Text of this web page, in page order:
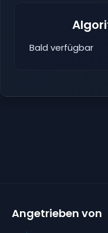
Bald verfügbar
Angetrieben von